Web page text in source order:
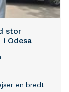
stor
i Odesa
en bredt